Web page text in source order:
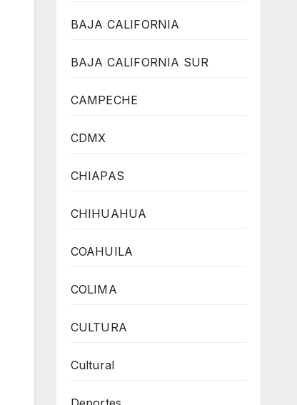
BAJA CALIFORNIA
BAJA CALIFORNIA SUR
CAMPECHE
CDMX
CHIAPAS
CHIHUAHUA
COAHUILA
COLIMA
CULTURA
Cultural